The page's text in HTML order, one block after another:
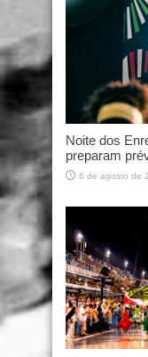
Noite dos
preparam
6 de agosto de